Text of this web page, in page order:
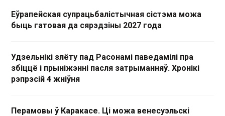
Еўрапейская супрацьбалістычная сістэма можа
быць гатовая да сярэдзіны 2027 года
Удзельнікі злёту пад Расонамі паведамілі пра
збіццё і прыніжэнні пасля затрыманняў. Хронікі
рэпрэсій 4 жніўня
Перамовы ў Каракасе. Ці можа венесуэльскі